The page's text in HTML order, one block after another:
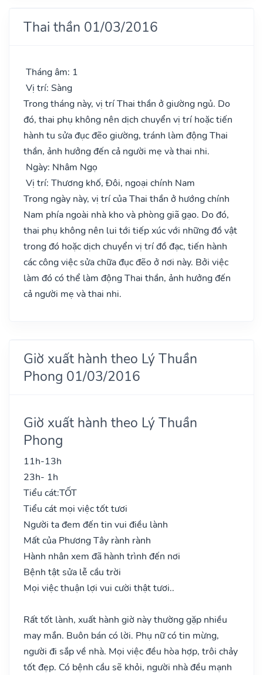
Thai thần 01/03/2016
Tháng âm: 1
Vị trí: Sàng
Trong tháng này, vị trí Thai thần ở giường ngủ. Do
đó, thai phụ không nên dịch chuyển vị trí hoặc tiến
hành tu sửa đục đẽo giường, tránh làm động Thai
thần, ảnh hưởng đến cả người mẹ và thai nhi.
Ngày: Nhâm Ngọ
Vị trí: Thương khố, Đôi, ngoại chính Nam
Trong ngày này, vị trí của Thai thần ở hướng chính
Nam phía ngoài nhà kho và phòng giã gạo. Do đó,
thai phụ không nên lui tới tiếp xúc với những đồ vật
trong đó hoặc dịch chuyển vị trí đồ đạc, tiến hành
các công việc sửa chữa đục đẽo ở nơi này. Bởi việc
làm đó có thể làm động Thai thần, ảnh hưởng đến
cả người mẹ và thai nhi.
Giờ xuất hành theo Lý Thuần
Phong 01/03/2016
Giờ xuất hành theo Lý Thuần
Phong
11h-13h
23h- 1h
Tiểu cát:TỐT
Tiểu cát mọi việc tốt tươi
Người ta đem đến tin vui điều lành
Mất của Phương Tây rành rành
Hành nhân xem đã hành trình đến nơi
Bệnh tật sửa lễ cầu trời
Mọi việc thuận lợi vui cười thật tươi..
Rất tốt lành, xuất hành giờ này thường gặp nhiều
may mắn. Buôn bán có lời. Phụ nữ có tin mừng,
người đi sắp về nhà. Mọi việc đều hòa hợp, trôi chảy
tốt đẹp. Có bệnh cầu sẽ khỏi, người nhà đều mạnh